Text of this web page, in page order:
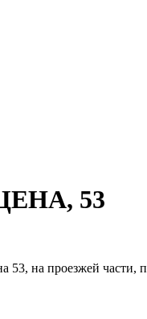
53
53, на проезжей